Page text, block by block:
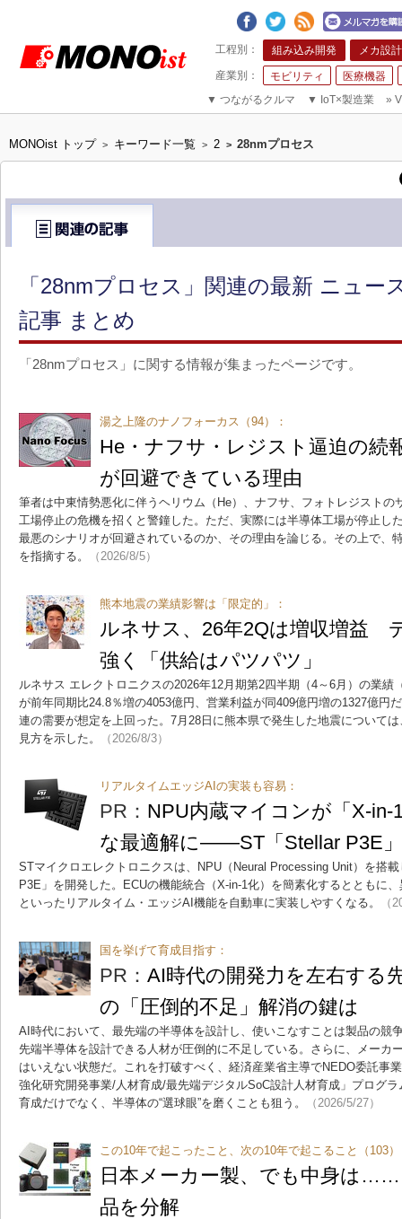
組み込み開発 メカ設計
モビリティ
医療機器
▼ つながるクルマ ▼ IoT×製造業 »
MONOist トップ > キーワード一覧 > 2 > 28nmプロセス
「28nmプロセス」関連の最新 ニュー
記事 まとめ
「28nmプロセス」に関する情報が集まったページです。
湯之上隆のナノフォーカス（94）：
He・ナフサ・レジスト逼迫の
が回避できている理由
筆者は中東情勢悪化に伴うヘリウム（He）、ナフサ、フォトレジストの
工場停止の危機を招くと警鐘した。ただ、実際には半導体工場が停止し
最悪のシナリオが回避されているのか、その理由を論じる。その上で、
を指摘する。
（2026/8/5）
熊本地震の業績影響は「限定的」：
ルネサス、26年2Qは増収増益
強く「供給はパツパツ」
ルネサス エレクトロニクスの2026年12月期第2四半期（4～6月）の業績
が前年同期比24.8％増の4053億円、営業利益が同409億円増の1327億円
連の需要が想定を上回った。7月28日に熊本県で発生した地震について
見方を示した。
（2026/8/3）
リアルタイムエッジAIの実装も容易：
PR： NPU内蔵マイコンが「X-in-
な最適解に――ST「Stellar P3E」
STマイクロエレクトロニクスは、NPU（Neural Processing Unit）を搭
P3E」を開発した。ECUの機能統合（X-in-1化）を簡素化するとともに
といったリアルタイム・エッジAI機能を自動車に実装しやすくなる。
（
国を挙げて育成目指す：
PR： AI時代の開発力を左右する
の「圧倒的不足」解消の鍵は
AI時代において、最先端の半導体を設計し、使いこなすことは製品の競
先端半導体を設計できる人材が圧倒的に不足している。さらに、メーカ
はいえない状態だ。これを打破すべく、経済産業省主導でNEDO委託事
強化研究開発事業/人材育成/最先端デジタルSoC設計人材育成」プログ
育成だけでなく、半導体の“選球眼”を磨くことも狙う。
（2026/5/27）
この10年で起こったこと、次の10年で起こること（103
日本メーカー製、でも中身は
品を分解